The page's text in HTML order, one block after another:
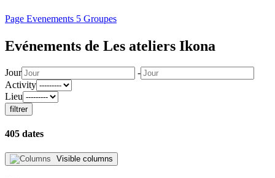
Page Evenements 5 Groupes
Evénements de Les ateliers Ikona
Jour
-
Activity
Lieu
filtrer
405 dates
Visible columns